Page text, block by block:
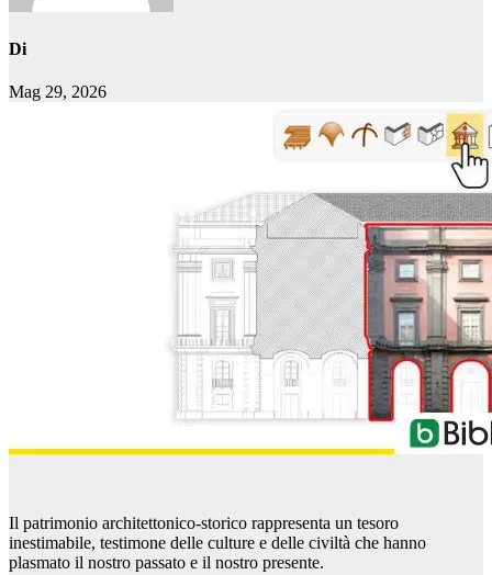
Di
Mag 29, 2026
Il patrimonio architettonico-storico rappresenta un tesoro
inestimabile, testimone delle culture e delle civiltà che hanno
plasmato il nostro passato e il nostro presente.